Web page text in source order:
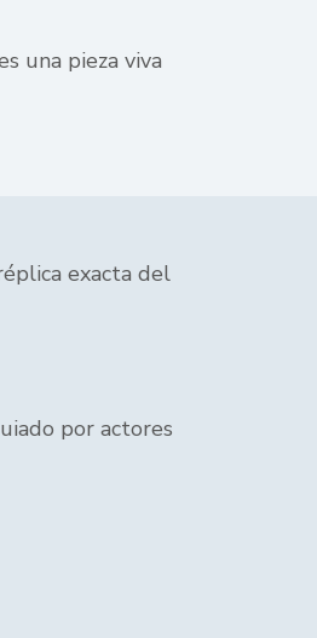
una pieza viva
exacta del
por actores